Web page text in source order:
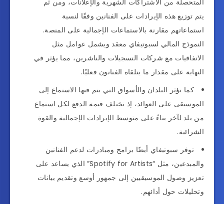
المتحصلة من الاشتراكات الشهرية والإعلانات، ومن ثم
يتم توزيع هذه الإيرادات على الفنانين وفقًا لنسبة
استماعاتهم مقارنة بالاستماعات الإجمالية على المنصة.
النموذج المالي لسبوتيفاي معقد ويشمل عوامل مثل
الاتفاقيات مع شركات التسجيلات والناشرين، مما يؤثر في
النهاية على مقدار ما يتلقاه الفنانون فعليًا.
كما تؤثر البلدان والأسواق التي يتم فيها الاستماع إلى
الموسيقى على العوائد، إذ تختلف قيمة الدفع لكل استماع
من بلد لآخر بناءً على متوسط الإيرادات الإجمالية والقوة
الشرائية.
توفر سبوتيفاي أيضًا برامج ومبادرات لدعم الفنانين
والمبدعين، مثل “Spotify for Artists” الذي يساعد على
تعزيز وصول الموسيقيين إلى جمهور أوسع وتقديم بيانات
وتحليلات حول أدائهم.